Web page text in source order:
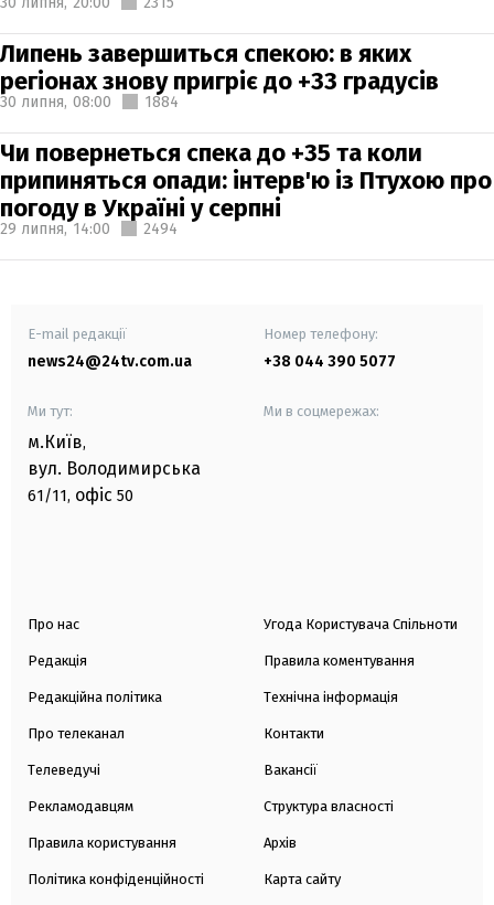
Липень завершиться спекою: в яких
регіонах знову пригріє до +33 градусів
30 липня, 08:00 1884
Чи повернеться спека до +35 та коли
припиняться опади: інтерв'ю із Птухою про
погоду в Україні у серпні
29 липня, 14:00 2494
E-mail редакції
news24@24tv.com.ua
Номер телефону:
+38 044 390 5077
Ми тут:
м.Київ,
вул. Володимирська
61/11, офіс 50
Ми в соцмережах:
Про нас
Редакція
Редакційна політика
Про телеканал
Телеведучі
Рекламодавцям
Правила користування
Політика конфіденційності
Угода Користувача Спільноти
Правила коментування
Технічна інформація
Контакти
Вакансії
Структура власності
Архів
Карта сайту